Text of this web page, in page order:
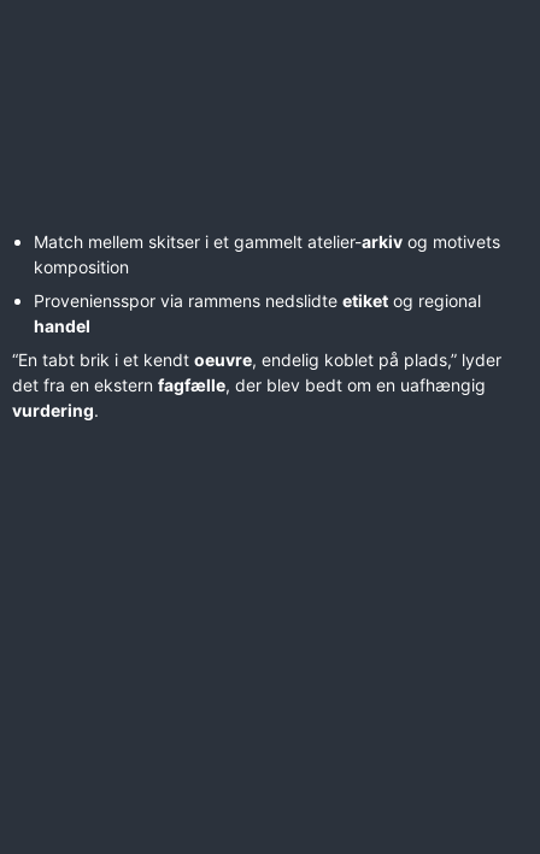
Match mellem skitser i et gammelt atelier-arkivog motivets
komposition
Proveniensspor via rammens nedslidte etiketog regional
handel
“En tabt brik i et kendt oeuvre, endelig koblet på plads,” lyder
det fra en ekstern fagfælle, der blev bedt om en uafhængig
vurdering.